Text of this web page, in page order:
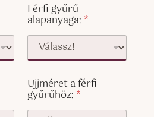
Férfi gyűrű
alapanyaga: *
Ujjméret a férfi
gyűrűhöz: *